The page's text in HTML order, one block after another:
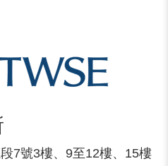
7號3樓、9至12樓、15樓